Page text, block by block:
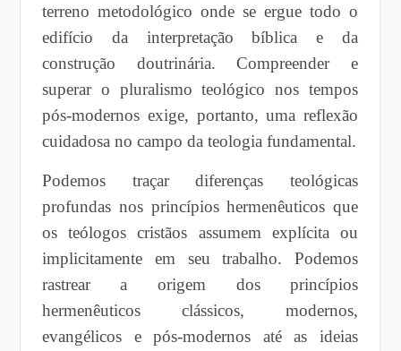
terreno metodológico onde se ergue todo o
edifício da interpretação bíblica e da
construção doutrinária. Compreender e
superar o pluralismo teológico nos tempos
pós-modernos exige, portanto, uma reflexão
cuidadosa no campo da teologia fundamental.
Podemos traçar diferenças teológicas
profundas nos princípios hermenêuticos que
os teólogos cristãos assumem explícita ou
implicitamente em seu trabalho. Podemos
rastrear a origem dos princípios
hermenêuticos clássicos, modernos,
evangélicos e pós-modernos até as ideias